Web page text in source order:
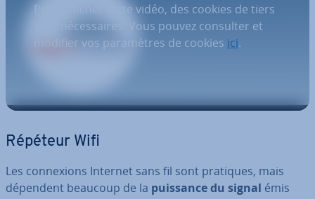
Pour afficher cette vidéo, des cookies de tiers
sont nécessaires. Vous pouvez consulter et
modifier vos paramètres de cookies ici.
Répéteur Wifi
Les con­nexions Internet sans fil sont pratiques, mais
dépendent beaucoup de la puissance du signal émis